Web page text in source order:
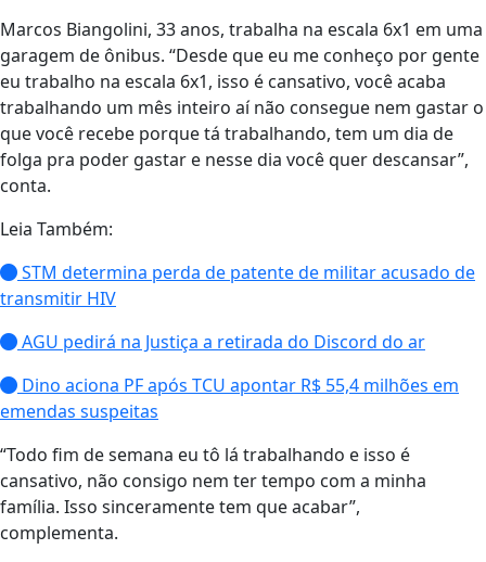
Marcos Biangolini, 33 anos, trabalha na escala 6x1 em uma
garagem de ônibus. “Desde que eu me conheço por gente
eu trabalho na escala 6x1, isso é cansativo, você acaba
trabalhando um mês inteiro aí não consegue nem gastar o
que você recebe porque tá trabalhando, tem um dia de
folga pra poder gastar e nesse dia você quer descansar”,
conta.
Leia Também:
STM determina perda de patente de militar acusado de
transmitir HIV
AGU pedirá na Justiça a retirada do Discord do ar
Dino aciona PF após TCU apontar R$ 55,4 milhões em
emendas suspeitas
“Todo fim de semana eu tô lá trabalhando e isso é
cansativo, não consigo nem ter tempo com a minha
família. Isso sinceramente tem que acabar”,
complementa.